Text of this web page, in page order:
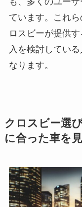
ています。これ
ロスビーが提供
入を検討してい
なります。
クロスビー選
に合った車を